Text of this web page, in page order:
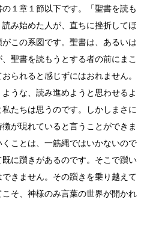
１章１節以下です。「聖書を読も
み始めた人が、直ちに挫折してほ
この系図です。聖書は、あるいは
聖書を読もうとする者の前にまこ
られると感じずにはおれません。
うな、読み進めようと思わせるよ
たちは思うのです。しかしまさに
が現れていると言うことができま
ことは、一筋縄ではいかないので
に躓きがあるのです。そこで躓い
きません。その躓きを乗り越えて
そ、神様のみ言葉の世界が開かれ